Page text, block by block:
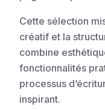
Cette sélection
créatif et la
combine
fonctionnalités
processus
inspirant.